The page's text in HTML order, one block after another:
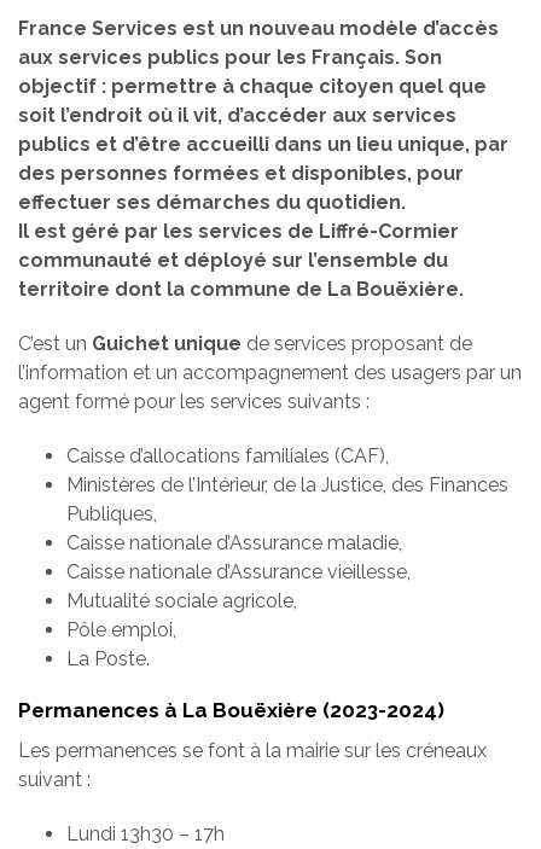
France Services est un nouveau modèle d’accès
aux services publics pour les Français. Son
objectif : permettre à chaque citoyen quel que
soit l’endroit où il vit, d’accéder aux services
publics et d’être accueilli dans un lieu unique, par
des personnes formées et disponibles, pour
effectuer ses démarches du quotidien.
Il est géré par les services de Liffré-Cormier
communauté et déployé sur l’ensemble du
territoire dont la commune de La Bouëxière.
C’est un Guichet unique de services proposant de
l’information et un accompagnement des usagers par un
agent formé pour les services suivants :
Caisse d’allocations familiales (CAF),
Ministères de l’Intérieur, de la Justice, des Finances
Publiques,
Caisse nationale d’Assurance maladie,
Caisse nationale d’Assurance vieillesse,
Mutualité sociale agricole,
Pôle emploi,
La Poste.
Permanences à La Bouëxière (2023-2024)
Les permanences se font à la mairie sur les créneaux
suivant :
Lundi 13h30 – 17h